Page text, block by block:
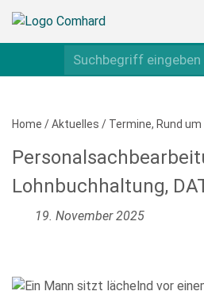
Home /Aktuelles / Termine, Rund
Lohnbuchhaltung,
19. November 2025